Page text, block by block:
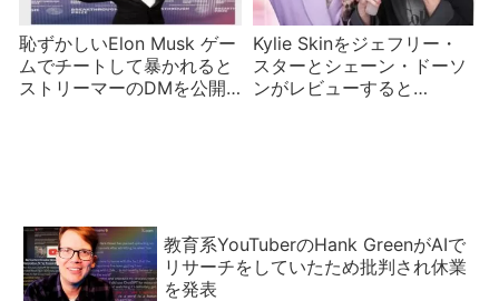
恥ずかしいElon Musk ゲー
ムでチートして暴かれると
ストリーマーのDMを公開
Kylie Skinをジェフリー・
スターとシェーン・ドーソ
ンがレビューすると…
教育系YouTuberのHank GreenがAIで
リサーチをしていたため批判され休業
を発表